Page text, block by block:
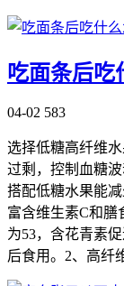
吃面条后吃
04-02 583
选择低糖高纤维
过剩，控制血糖
搭配低糖水果能减
富含维生素C和膳
为53，含花青素
后食用。2、高纤